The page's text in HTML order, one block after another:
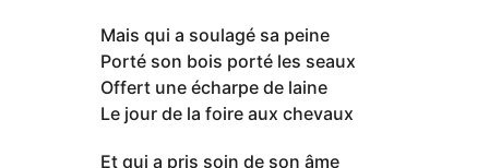
Mais qui a soulagé sa peine
Porté son bois porté les seaux
Offert une écharpe de laine
Le jour de la foire aux chevaux
Et qui a pris soin de son âme